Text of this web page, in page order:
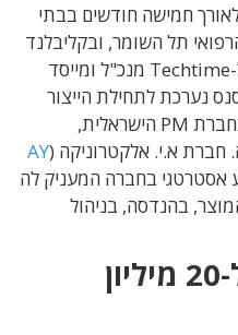
לאורך חמישה חודשים בבתי
תל השומר, ובקליבלנד
קליניק בארה"ב. לאחרונה סיפר ל-Techtime מנכ"ל ומייסד
נערכת לתחילת הייצור
ההמוני כבר השנה, אשר ייעשה בחברת PM הישראלית,
חברת א.י. אלקטרוניקה (AY
אסטרטגי בחברה המעניק לה
בהנדסה, בניהול
שווי החברה צמח ל-20 מיליון